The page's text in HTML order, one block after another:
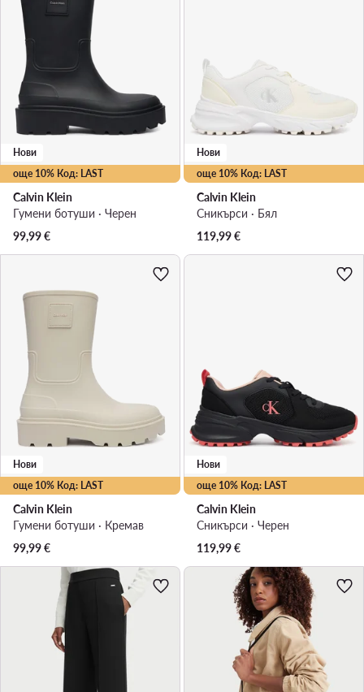
още 10% Код: LAST
Нови
Calvin Klein
Гумени ботуши · Черен
99,99€
още 10% Код: LAST
Нови
Calvin Klein
Сникърси · Бял
119,99€
още 10% Код: LAST
Нови
Calvin Klein
Гумени ботуши · Кремав
99,99€
още 10% Код: LAST
Нови
Calvin Klein
Сникърси · Черен
119,99€